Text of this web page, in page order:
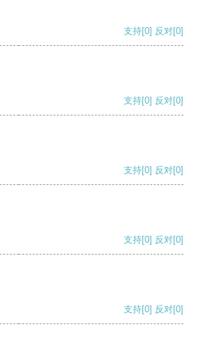
支持[0] 反对[0]
支持[0] 反对[0]
支持[0] 反对[0]
支持[0] 反对[0]
支持[0] 反对[0]